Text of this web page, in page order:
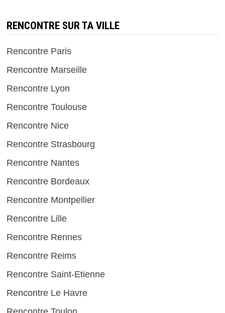
RENCONTRE SUR TA VILLE
Rencontre Paris
Rencontre Marseille
Rencontre Lyon
Rencontre Toulouse
Rencontre Nice
Rencontre Strasbourg
Rencontre Nantes
Rencontre Bordeaux
Rencontre Montpellier
Rencontre Lille
Rencontre Rennes
Rencontre Reims
Rencontre Saint-Etienne
Rencontre Le Havre